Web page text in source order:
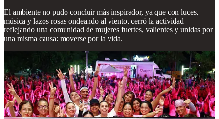
El ambiente no pudo concluir más inspirador, ya que con luces,
música y lazos rosas ondeando al viento, cerró la actividad
reflejando una comunidad de mujeres fuertes, valientes y unidas por
una misma causa: moverse por la vida.